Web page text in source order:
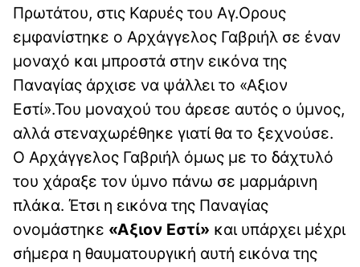
Πρωτάτου, στις Καρυές του Αγ.Ορους
εμφανίστηκε ο Αρχάγγελος Γαβριήλ σε έναν
μοναχό και μπροστά στην εικόνα της
Παναγίας άρχισε να ψάλλει το «Αξιον
Εστί».Του μοναχού του άρεσε αυτός ο ύμνος,
αλλά στεναχωρέθηκε γιατί θα το ξεχνούσε.
Ο Αρχάγγελος Γαβριήλ όμως με το δάχτυλό
του χάραξε τον ύμνο πάνω σε μαρμάρινη
πλάκα. Έτσι η εικόνα της Παναγίας
ονομάστηκε «Αξιον Εστί» και υπάρχει μέχρι
σήμερα η θαυματουργική αυτή εικόνα της